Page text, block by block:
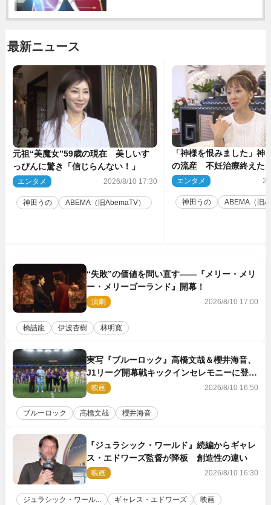
最新ニュース
元祖“美魔女”59歳の現在 美しいす
っぴんに驚き「信じらんない！」
エンタメ 2026/8/10 17:30
神田うの ABEMA（旧AbemaTV）
「神様を恨みました」神
の流産 不妊治療終えた
エンタメ
神田うの ABEMA（旧
“失敗”の価値を問い直す――『メリー・メリ
ー・メリーゴーランド』開幕！
演劇 2026/8/10 17:00
橋詰龍 伊波杏樹 林明寛
実写『ブルーロック』高橋文哉＆櫻井海音、
J1リーグ開幕戦キックインセレモニーに登場
＆喜びの声到着
映画 2026/8/10 16:50
ブルーロック 高橋文哉 櫻井海音
『ジュラシック・ワールド』続編からギャレ
ス・エドワーズ監督が降板 創造性の違い
映画 2026/8/10 16:30
ジュラシック・ワール... ギャレス・エドワーズ 映画